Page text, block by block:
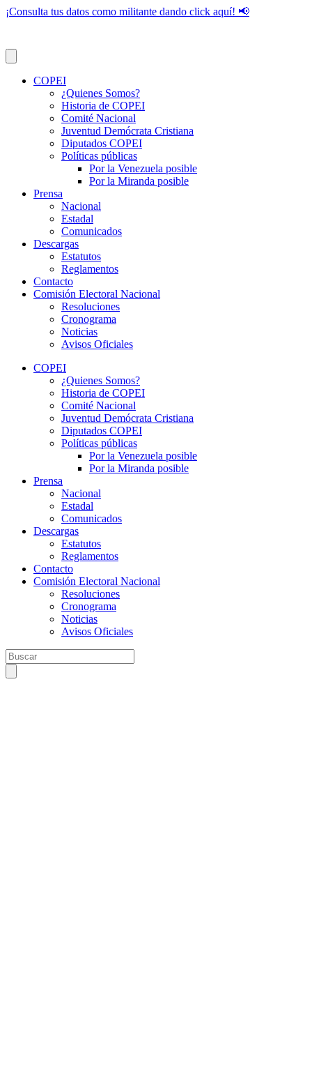
¡Consulta tus datos como militante dando click aquí! 📢
COPEI
¿Quienes Somos?
Historia de COPEI
Comité Nacional
Juventud Demócrata Cristiana
Diputados COPEI
Políticas públicas
Por la Venezuela posible
Por la Miranda posible
Prensa
Nacional
Estadal
Comunicados
Descargas
Estatutos
Reglamentos
Contacto
Comisión Electoral Nacional
Resoluciones
Cronograma
Noticias
Avisos Oficiales
COPEI
¿Quienes Somos?
Historia de COPEI
Comité Nacional
Juventud Demócrata Cristiana
Diputados COPEI
Políticas públicas
Por la Venezuela posible
Por la Miranda posible
Prensa
Nacional
Estadal
Comunicados
Descargas
Estatutos
Reglamentos
Contacto
Comisión Electoral Nacional
Resoluciones
Cronograma
Noticias
Avisos Oficiales